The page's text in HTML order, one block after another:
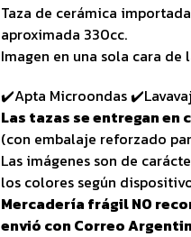
Taza de cerámica importada
aproximada 330cc.
Imagen en una sola cara de
✔️Apta Microondas
Las tazas se entregan
(con embalaje reforzado
Las imágenes son de
los colores según
Mercadería frágil NO
envió con Correo